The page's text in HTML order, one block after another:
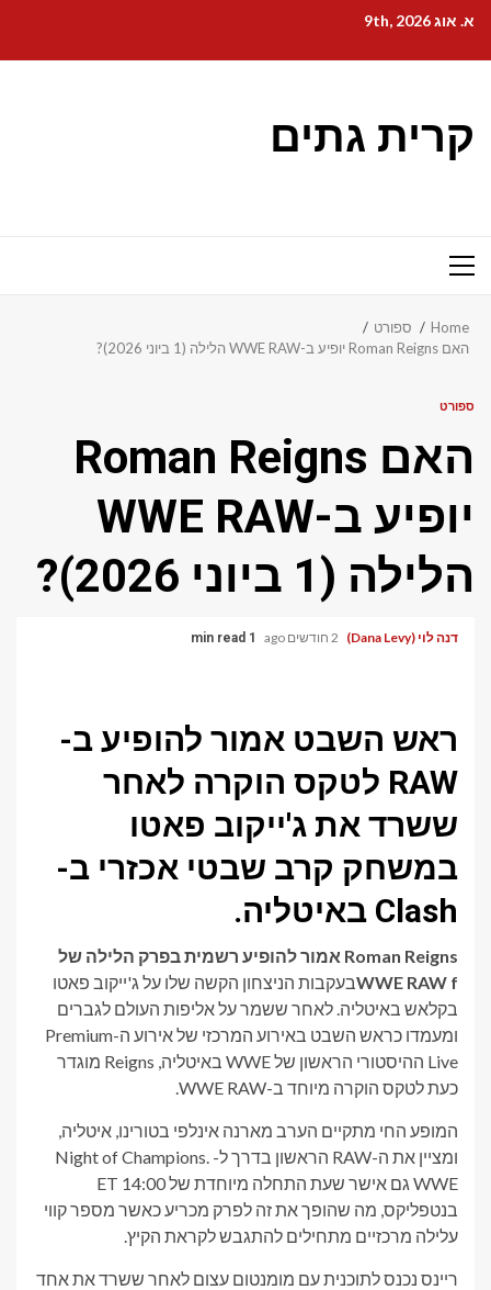
content
א. אוג 9th, 2026
קרית גתים
Primary
Home
ספורט
האם Roman Reigns יופיע ב-WWE RAW הלילה (1 ביוני 2026)?
ספורט
האם Roman Reigns
יופיע ב-WWE RAW
הלילה (1 ביוני 2026)?
דנה לוי (Dana Levy) 2 חודשים ago 1 min read
ראש השבט אמור להופיע ב-
RAW לטקס הוקרה לאחר
ששרד את ג'ייקוב פאטו
במשחק קרב שבטי אכזרי ב-
Clash באיטליה.
Roman Reigns אמור להופיע רשמית בפרק הלילה של
WWE RAW fבעקבות הניצחון הקשה שלו על ג'ייקוב פאטו
בקלאש באיטליה. לאחר ששמר על אליפות העולם לגברים
ומעמדו כראש השבט באירוע המרכזי של אירוע ה-Premium
Live ההיסטורי הראשון של WWE באיטליה, Reigns מוגדר
כעת לטקס הוקרה מיוחד ב-WWE RAW.
המופע החי מתקיים הערב מארנה אינלפי בטורינו, איטליה,
ומציין את ה-RAW הראשון בדרך ל- Night of Champions.
WWE גם אישר שעת התחלה מיוחדת של 14:00 ET
בנטפליקס, מה שהופך את זה לפרק מכריע כאשר מספר קווי
עלילה מרכזיים מתחילים להתגבש לקראת הקיץ.
ריינס נכנס לתוכנית עם מומנטום עצום לאחר ששרד את אחד